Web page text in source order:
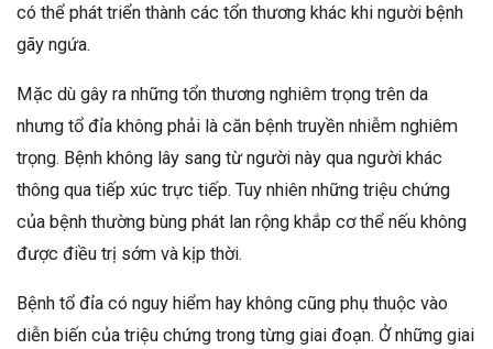
có thể phát triển thành các tổn thương khác khi người bệnh
gãy ngứa.
Mặc dù gây ra những tổn thương nghiêm trọng trên da
nhưng tổ đỉa không phải là căn bệnh truyền nhiễm nghiêm
trọng. Bệnh không lây sang từ người này qua người khác
thông qua tiếp xúc trực tiếp. Tuy nhiên những triệu chứng
của bệnh thường bùng phát lan rộng khắp cơ thể nếu không
được điều trị sớm và kịp thời.
Bệnh tổ đỉa có nguy hiểm hay không cũng phụ thuộc vào
diễn biến của triệu chứng trong từng giai đoạn. Ở những giai